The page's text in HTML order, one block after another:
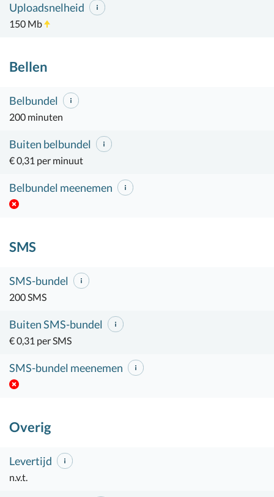
Uploadsnelheid
150 Mb
Bellen
Belbundel
200 minuten
Buiten belbundel
€ 0,31 per minuut
Belbundel meenemen
SMS
SMS-bundel
200 SMS
Buiten SMS-bundel
€ 0,31 per SMS
SMS-bundel meenemen
Overig
Levertijd
n.v.t.